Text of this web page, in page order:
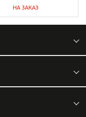
НА ЗАКАЗ